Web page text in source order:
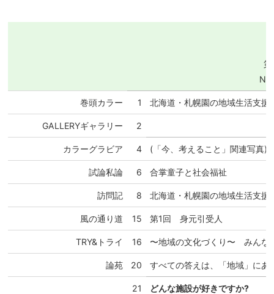
巻頭カラー 1 北海道・札幌園の地域生活支援
GALLERYギャラリー 2
カラーグラビア 4 (「今、考えること」関連写真)
試論私論 6 合掌童子と社会福祉
訪問記 8 北海道・札幌園の地域生活支援
風の通り道 15 第1回 身元引受人
TRY&トライ 16 〜地域の文化づくり〜 みんな
論苑 20 すべての答えは、「地域」にあ
21
どんな施設が好きですか?